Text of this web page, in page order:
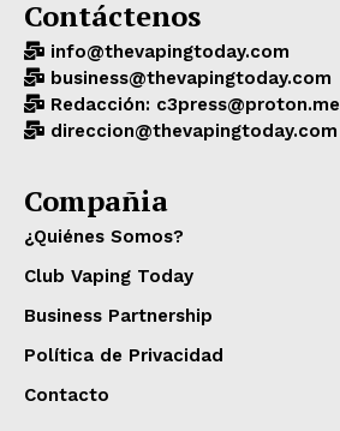
Contáctenos
info@thevapingtoday.com
business@thevapingtoday.com
Redacción: c3press@proton.me
direccion@thevapingtoday.com
Compañia
¿Quiénes Somos?
Club Vaping Today
Business Partnership
Política de Privacidad
Contacto